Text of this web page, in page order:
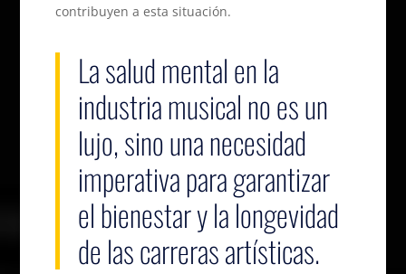
contribuyen a esta situación.
La salud mental en la
industria musical no es un
lujo, sino una necesidad
imperativa para garantizar
el bienestar y la longevidad
de las carreras artísticas.